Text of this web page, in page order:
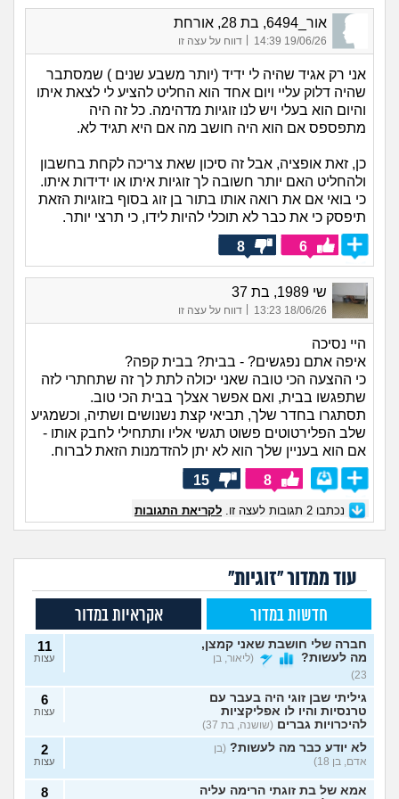
אור_6494, בת 28, אורחת
19/06/26 14:39
| דווח על עצה זו
אני רק אגיד שהיה לי ידיד (יותר משבע שנים ) שמסתבר
שהיה דלוק עליי ויום אחד הוא החליט להציע לי לצאת איתו
והיום הוא בעלי ויש לנו זוגיות מדהימה. כל זה היה
מתפספס אם הוא היה חושב מה אם היא תגיד לא.
כן, זאת אופציה, אבל זה סיכון שאת צריכה לקחת בחשבון
ולהחליט האם יותר חשובה לך זוגיות איתו או ידידות איתו.
כי בואי אם את רואה אותו בתור בן זוג בסוף בזוגיות הזאת
תיפסק כי את כבר לא תוכלי להיות לידו, כי תרצי יותר.
6
8
שי 1989, בת 37
18/06/26 13:23 דווח על עצה זו
היי נסיכה
איפה אתם נפגשים? - בבית? בבית קפה?
כי ההצעה הכי טובה שאני יכולה לתת לך זה שתחתרי לזה
שתפגשו בבית, ואם אפשר אצלך בבית הכי טוב.
תסתגרו בחדר שלך, תביאי קצת נשנושים ושתיה, וכשמגיע
שלב הפלירטוטים פשוט תגשי אליו ותתחילי לחבק אותו -
אם הוא בעניין שלך הוא לא יתן להזדמנות הזאת לברוח.
8
15
נכתבו 2 תגובות לעצה זו. לקריאת התגובות
עוד ממדור "זוגיות"
חדשות במדור אקראיות במדור
חברה שלי חושבת שאני קמצן,
מה לעשות?
(ליאור, בן
23)
11
עצות
גיליתי שבן זוגי היה בעבר עם
טרנסיות והיו לו אפליקציות
להיכרויות גברים (שושנה, בת 37)
6
עצות
לא יודע כבר מה לעשות? (בן
אדם, בן 18)
2
עצות
אמא של בת זוגתי הרימה עליה
8